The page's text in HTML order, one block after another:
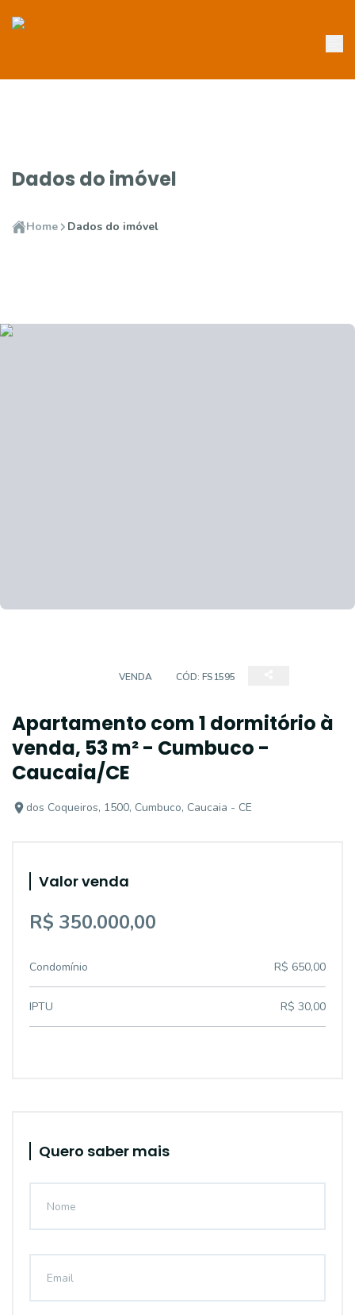
Dados do imóvel
Home Dados do imóvel
VENDA CÓD: FS1595
Apartamento com 1 dormitório à
venda, 53 m² - Cumbuco -
Caucaia/CE
dos Coqueiros, 1500, Cumbuco, Caucaia - CE
Valor venda
R$ 350.000,00
Condomínio R$ 650,00
IPTU R$ 30,00
Quero saber mais